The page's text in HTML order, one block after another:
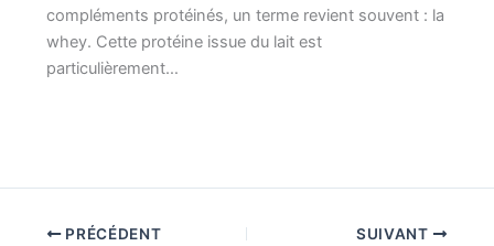
compléments protéinés, un terme revient souvent : la
whey. Cette protéine issue du lait est
particulièrement…
PRÉCÉDENT SUIVANT